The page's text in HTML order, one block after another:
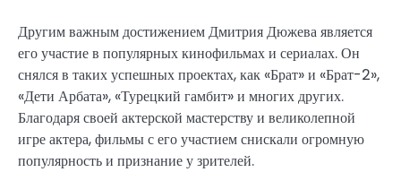
Другим важным достижением Дмитрия Дюжева является
его участие в популярных кинофильмах и сериалах. Он
снялся в таких успешных проектах, как «Брат» и «Брат-2»,
«Дети Арбата», «Турецкий гамбит» и многих других.
Благодаря своей актерской мастерству и великолепной
игре актера, фильмы с его участием снискали огромную
популярность и признание у зрителей.